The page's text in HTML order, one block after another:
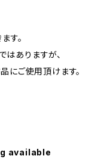
す。
ありますが、
にご使用頂けます。
available